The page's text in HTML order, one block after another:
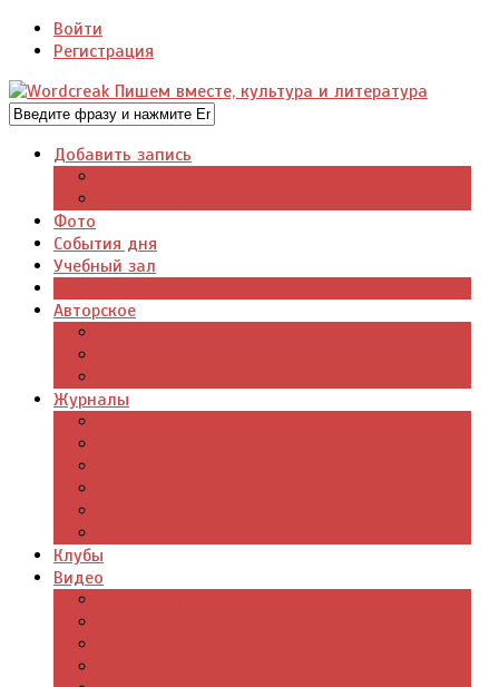
Войти
Регистрация
Добавить запись
Фото
События дня
Учебный зал
Авторское
Журналы
Клубы
Видео